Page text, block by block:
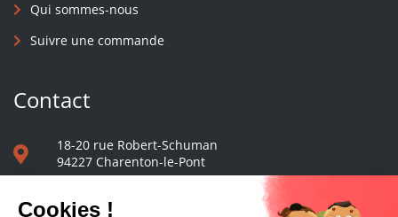
Qui sommes-nous
Suivre une commande
Contact
18-20 rue Robert-Schuman
94227 Charenton-le-Pont